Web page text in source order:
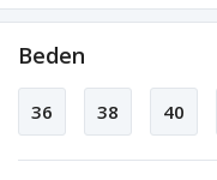
Beden
36 38 40